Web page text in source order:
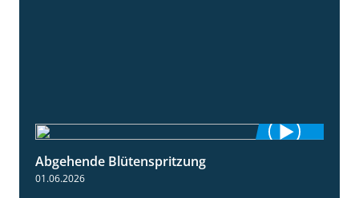
Abgehende Blütenspritzung
01.06.2026